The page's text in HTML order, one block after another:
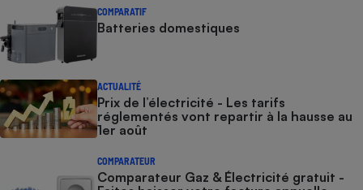
COMPARATIF
Batteries domestiques
ACTUALITÉ
Prix de l’électricité - Les tarifs
réglementés vont repartir à la hausse au
1er août
COMPARATEUR
Comparateur Gaz & Électricité gratuit -